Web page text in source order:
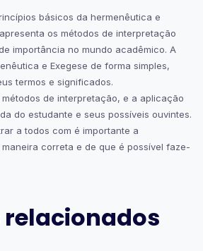
básicos da hermenêutica e
os métodos de interpretação
importância no mundo acadêmico. A
e Exegese de forma simples,
termos e significados.
de interpretação, e a aplicação
do estudante e seus possíveis ouvintes.
a todos com é importante a
correta e de que é possível faze-